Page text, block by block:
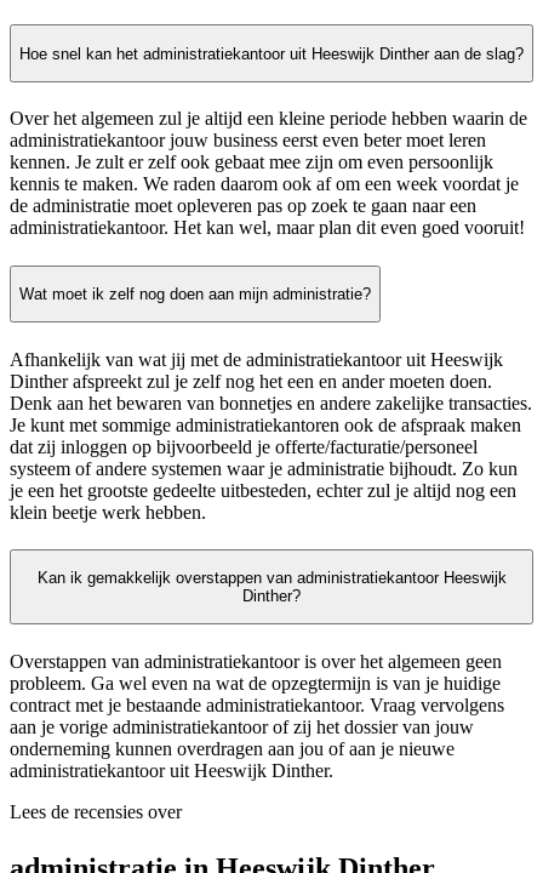
Hoe snel kan het administratiekantoor uit Heeswijk Dinther aan de slag?
Over het algemeen zul je altijd een kleine periode hebben waarin de
administratiekantoor jouw business eerst even beter moet leren
kennen. Je zult er zelf ook gebaat mee zijn om even persoonlijk
kennis te maken. We raden daarom ook af om een week voordat je
de administratie moet opleveren pas op zoek te gaan naar een
administratiekantoor. Het kan wel, maar plan dit even goed vooruit!
Wat moet ik zelf nog doen aan mijn administratie?
Afhankelijk van wat jij met de administratiekantoor uit Heeswijk
Dinther afspreekt zul je zelf nog het een en ander moeten doen.
Denk aan het bewaren van bonnetjes en andere zakelijke transacties.
Je kunt met sommige administratiekantoren ook de afspraak maken
dat zij inloggen op bijvoorbeeld je offerte/facturatie/personeel
systeem of andere systemen waar je administratie bijhoudt. Zo kun
je een het grootste gedeelte uitbesteden, echter zul je altijd nog een
klein beetje werk hebben.
Kan ik gemakkelijk overstappen van administratiekantoor Heeswijk
Dinther?
Overstappen van administratiekantoor is over het algemeen geen
probleem. Ga wel even na wat de opzegtermijn is van je huidige
contract met je bestaande administratiekantoor. Vraag vervolgens
aan je vorige administratiekantoor of zij het dossier van jouw
onderneming kunnen overdragen aan jou of aan je nieuwe
administratiekantoor uit Heeswijk Dinther.
Lees de recensies over